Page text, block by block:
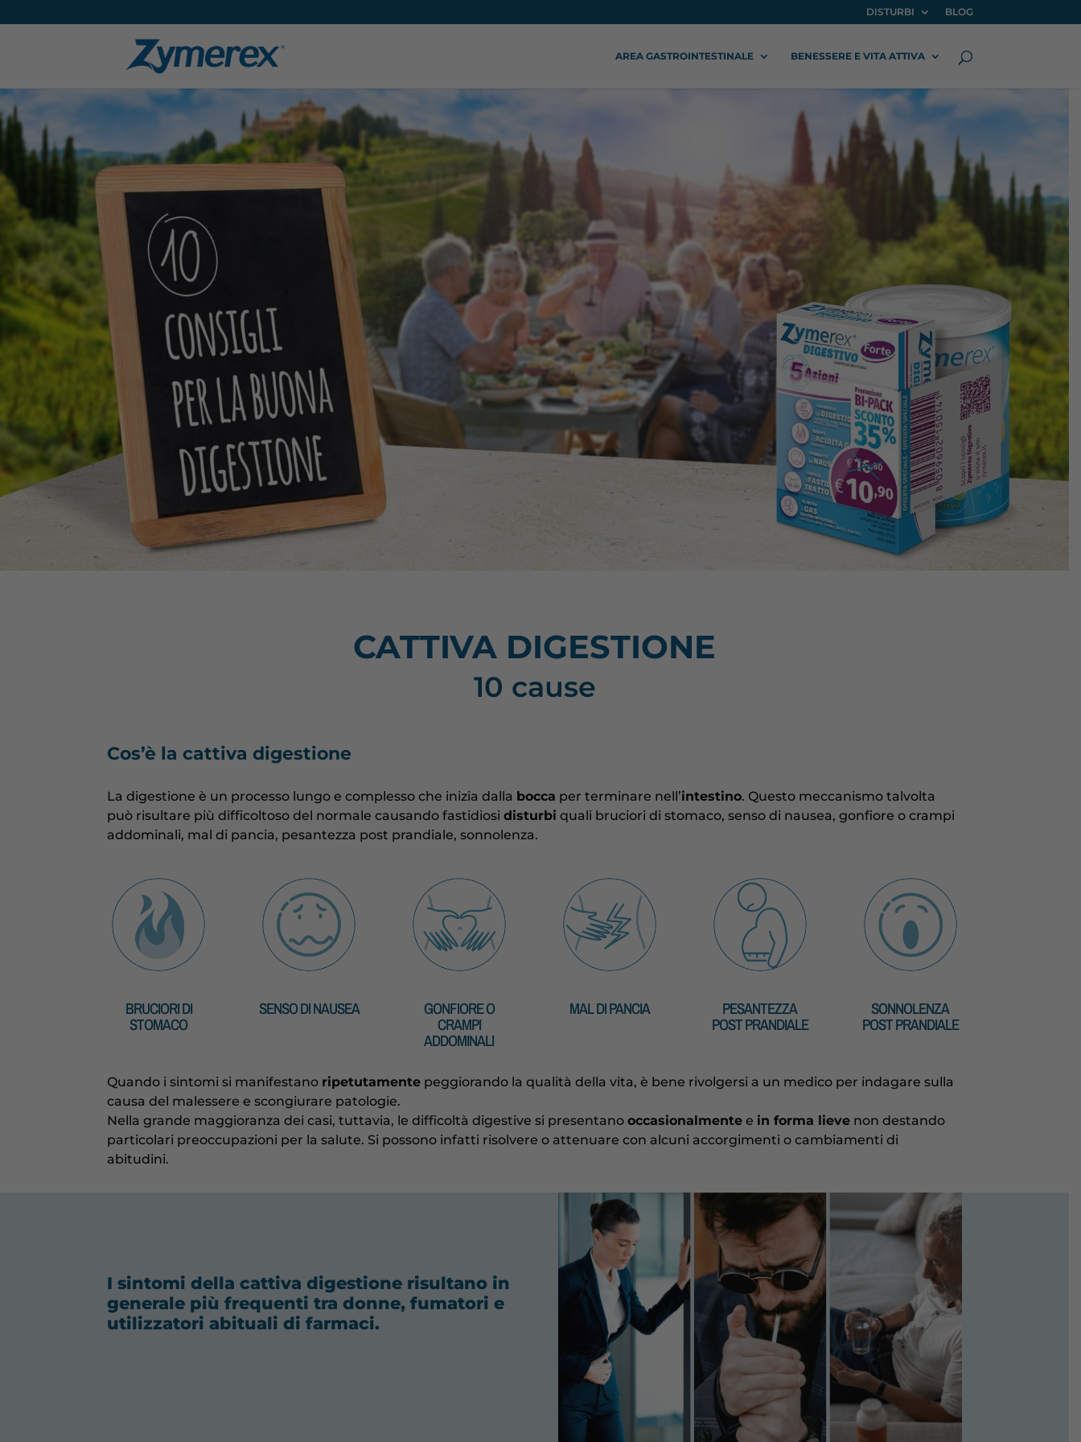
DISTURBI BLOG
AREA GASTROINTESTINALE BENESSERE E VITA ATTIVA
CATTIVA DIGESTIONE
10 cause
Cos’è la cattiva digestione
La digestione è un processo lungo e complesso che inizia dalla bocca per terminare nell’intestino. Questo meccanismo talvolta
può risultare più difficoltoso del normale causando fastidiosi disturbi quali bruciori di stomaco, senso di nausea, gonfiore o crampi
addominali, mal di pancia, pesantezza post prandiale, sonnolenza.
BRUCIORI DI
STOMACO
SENSO DI NAUSEA GONFIORE O
CRAMPI
ADDOMINALI
MAL DI PANCIA PESANTEZZA
POST PRANDIALE
SONNOLENZA
POST PRANDIALE
Quando i sintomi si manifestano ripetutamentepeggiorando la qualità della vita, è bene rivolgersi a un medico per indagare sulla
causa del malessere e scongiurare patologie.
Nella grande maggioranza dei casi, tuttavia, le difficoltà digestive si presentano occasionalmentee in forma lievenon destando
particolari preoccupazioni per la salute. Si possono infatti risolvere o attenuare con alcuni accorgimenti o cambiamenti di
abitudini.
I sintomi della cattiva digestione risultano in
generale più frequenti tra donne, fumatori e
utilizzatori abituali di farmaci.